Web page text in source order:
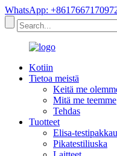
WhatsApp:
Kotiin
Tietoa meistä
Keitä me
Mitä me teemme
Tehdas
Tuotteet
Elisa-
Pikatestiliuska